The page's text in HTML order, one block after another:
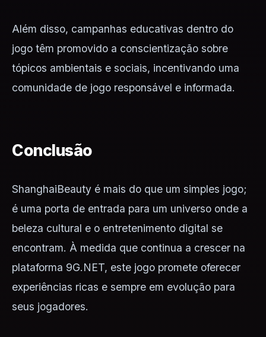
Além disso, campanhas educativas dentro do
jogo têm promovido a conscientização sobre
tópicos ambientais e sociais, incentivando uma
comunidade de jogo responsável e informada.
Conclusão
ShanghaiBeauty é mais do que um simples jogo;
é uma porta de entrada para um universo onde a
beleza cultural e o entretenimento digital se
encontram. À medida que continua a crescer na
plataforma 9G.NET, este jogo promete oferecer
experiências ricas e sempre em evolução para
seus jogadores.